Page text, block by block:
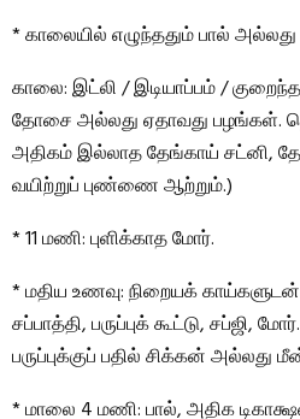
* காலையில் எழுந்ததும் பால் அல்லது
காலை: இட்லி / இடியாப்பம் /
தோசை அல்லது ஏதாவது பழங்கள்.
அதிகம் இல்லாத தேங்காய் சட்னி,
வயிற்றுப் புண்ணை ஆற்றும்.)
* 11 மணி: புளிக்காத மோர்.
* மதிய உணவு: நிறையக் காய்களுடன்
சப்பாத்தி, பருப்புக் கூட்டு, சப்ஜி,
பருப்புக்குப் பதில் சிக்கன் அல்லது
* மாலை 4 மணி: பால், அதிக